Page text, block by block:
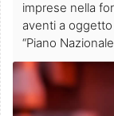
imprese nella
aventi a
“Piano